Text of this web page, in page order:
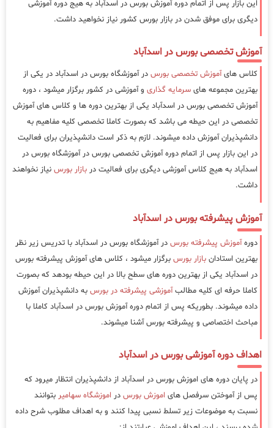
این بازار پس از اتمام دوره آموزش بورس در اسدآباد به هیج دوره آموزشی
دیگری برای موفق شدن در بازار بورس کشور نیاز نخواهید داشت.
آموزش تخصصی بورس در اسدآباد
کلاس هایآموزش تخصصی بورس در آموزشگاه بورس در اسدآباد در یکی از
بهترین مجموعه های سرمایه گذاری و آموزشی در کشور برگزار میشود ، دوره
آموزش تخصصی بورس در اسدآباد یکی از بهترین دوره ها و کلاس های آموزش
تخصصی در این حیطه می باشد که بصورت کاملا تخصصی کلیه مفاهیم به
دانشپذیران آموزش داده میشوند. لازم به ذکر است دانشپذیران برای فعالیت
در این بازار پس از اتمام دوره آموزش تخصصی بورس در آموزشگاه بورس در
اسدآباد به هیج کلاس آموزشی دیگری برای فعالیت در بازار بورس نیاز نخواهند
داشت.
آموزش پیشرفته بورس در اسدآباد
دورهآموزش پیشرفته بورس در آموزشگاه بورس در اسدآباد با تدریس زیر نظر
بهترین استادان بازار بورس برگزار میشود ، کلاس های آموزش پیشرفته بورس
در اسدآباد یکی از بهترین دوره های سطح بالا در این حیطه بودهد که بصورت
کاملا حرفه ای کلیه مطالبآموزشی پیشرفته در بورس به دانشپذیران آموزش
داده میشوند. بطوریکه پس از اتمام دوره آموزش بورس در اسدآباد کاملا با
مباحث اختصاصی و پیشرفته بورس آشنا میشوند.
اهداف دوره آموزشی بورس در اسدآباد
در پایان دوره های اموزش بورس در اسدآباد از دانشپذیران انتظار میرود که
پس از آموختن سرفصل های اموزش بورس در اموزشگاه سهامیر بتوانند
نسبت به موضوعات زیر تسلط نسبی پیدا کنند و به اهداف مطلوب شرح داده